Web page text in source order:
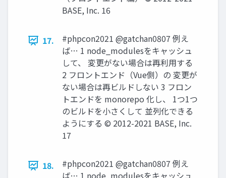
BASE, Inc. 16
17.
#phpcon2021 @gatchan0807 例え
ば… 1 node_modulesをキャッシュ
して、 変更がない場合は再利用する
2 フロントエンド（Vue側）の 変更が
ない場合は再ビルドしない 3 フロン
トエンドを monorepo 化し、 1つ1つ
のビルドを小さくして 並列化できる
ようにする © 2012-2021 BASE, Inc.
17
18.
#phpcon2021 @gatchan0807 例え